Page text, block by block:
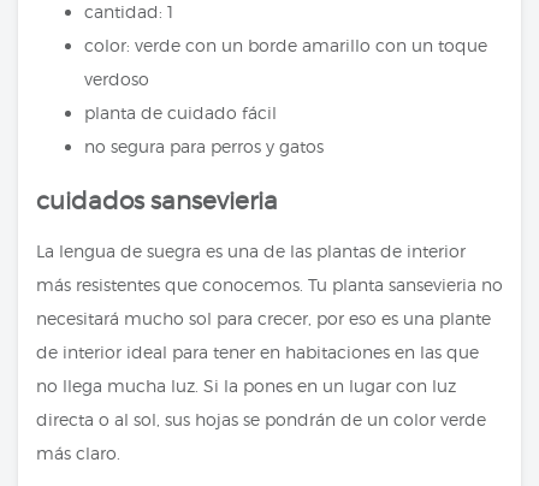
cantidad: 1
color: verde con un borde amarillo con un toque
verdoso
planta de cuidado fácil
no segura para perros y gatos
cuidados sansevieria
La lengua de suegra es una de las plantas de interior
más resistentes que conocemos. Tu planta sansevieria no
necesitará mucho sol para crecer, por eso es una plante
de interior ideal para tener en habitaciones en las que
no llega mucha luz. Si la pones en un lugar con luz
directa o al sol, sus hojas se pondrán de un color verde
más claro.